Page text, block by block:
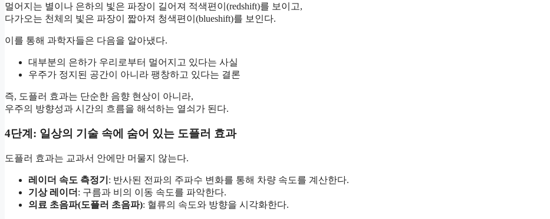
멀어지는 별이나 은하의 빛은 파장이 길어져 적색편이(redshift)를 보이고,
다가오는 천체의 빛은 파장이 짧아져 청색편이(blueshift)를 보인다.
이를 통해 과학자들은 다음을 알아냈다.
대부분의 은하가 우리로부터 멀어지고 있다는 사실
우주가 정지된 공간이 아니라 팽창하고 있다는 결론
즉, 도플러 효과는 단순한 음향 현상이 아니라,
우주의 방향성과 시간의 흐름을 해석하는 열쇠가 된다.
4단계: 일상의 기술 속에 숨어 있는 도플러 효과
도플러 효과는 교과서 안에만 머물지 않는다.
레이더 속도 측정기 : 반사된 전파의 주파수 변화를 통해 차량 속도를 계산한다.
기상 레이더 : 구름과 비의 이동 속도를 파악한다.
의료 초음파(도플러 초음파): 혈류의 속도와 방향을 시각화한다.